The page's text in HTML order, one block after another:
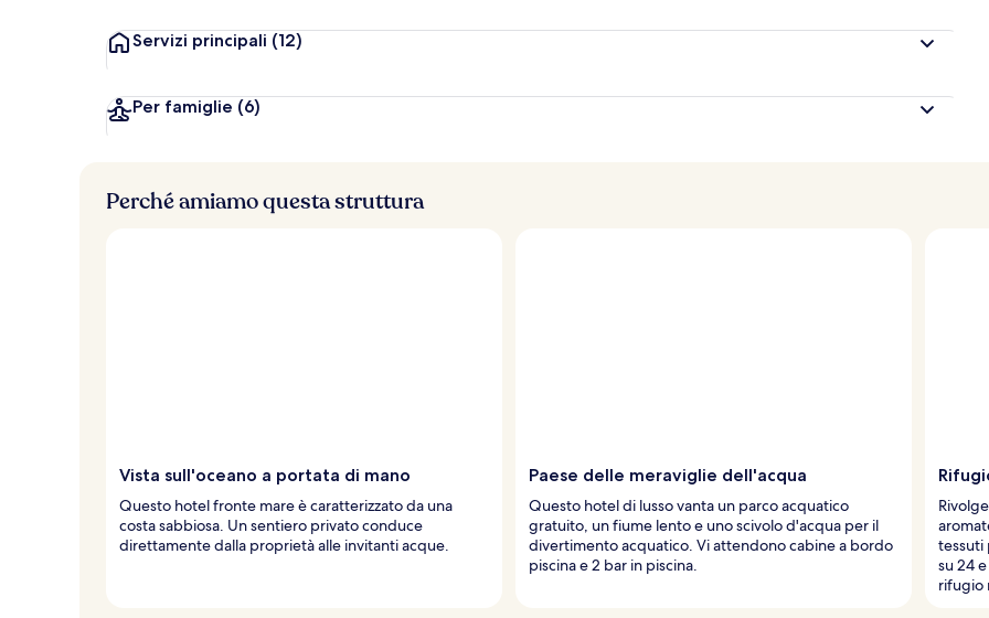
Servizi principali (12)
Per famiglie (6)
Perché amiamo questa struttura
Vista sull'oceano a portata di mano
Questo hotel fronte mare è caratterizzato da una
costa sabbiosa. Un sentiero privato conduce
direttamente dalla proprietà alle invitanti acque.
Paese delle meraviglie dell'acqua
Questo hotel di lusso vanta un parco acquatico
gratuito, un fiume lento e uno scivolo d'acqua per il
divertimento acquatico. Vi attendono cabine a bordo
piscina e 2 bar in piscina.
tessuti
su 24
rifugio